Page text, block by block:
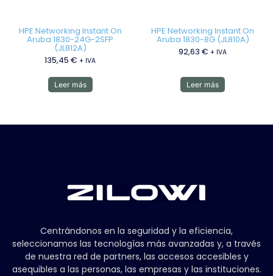
HPE Networking Instant On
Aruba 1830-24G-2SFP
(JL812A)
135,45€ + IVA
Leer más
HPE Networking Instant On
Aruba 1830-8G (JL810A)
92,63€ + IVA
Leer más
Centrándonos en la seguridad y la eficiencia,
seleccionamos las tecnologías más avanzadas y, a través
de nuestra red de partners, las accesos accesibles y
asequibles a las personas, las empresas y las instituciones.